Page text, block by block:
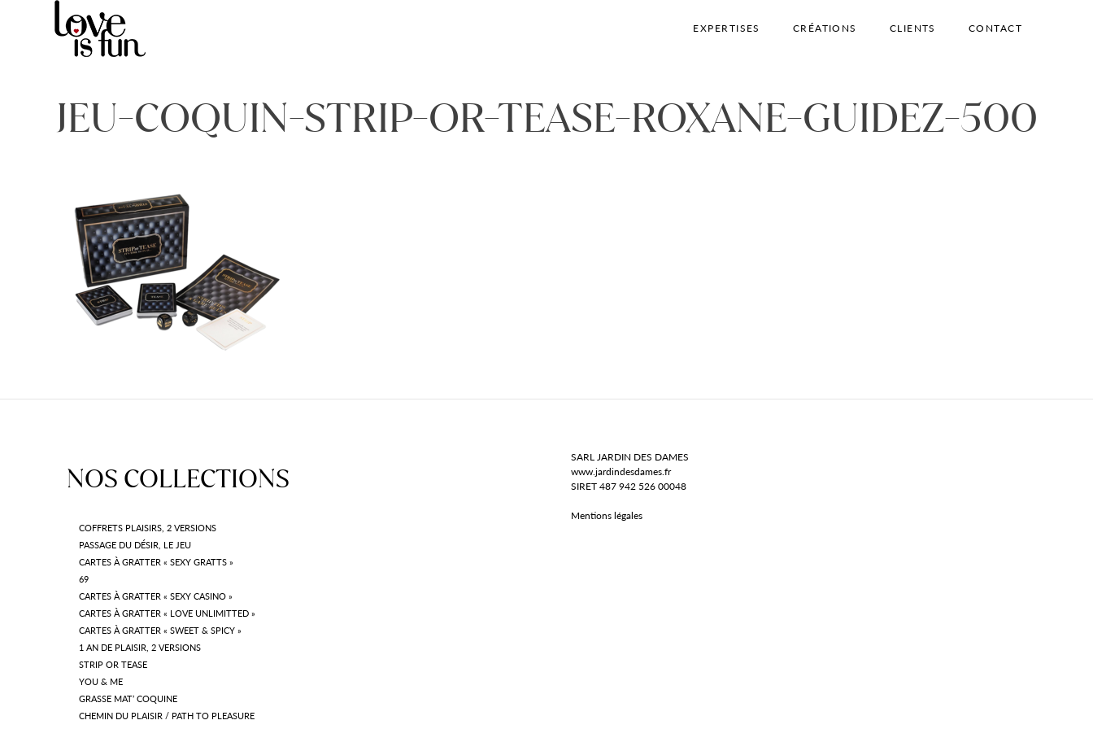
LOVE IS FUN
EXPERTISES CRÉATIONS CLIENTS CONTACT
JEU-COQUIN-STRIP-OR-TEASE-ROXANE-GUIDEZ-500
NOS COLLECTIONS
COFFRETS PLAISIRS, 2 VERSIONS
PASSAGE DU DÉSIR, LE JEU
CARTES À GRATTER « SEXY GRATTS »
69
CARTES À GRATTER « SEXY CASINO »
CARTES À GRATTER « LOVE UNLIMITTED »
CARTES À GRATTER « SWEET & SPICY »
1 AN DE PLAISIR, 2 VERSIONS
STRIP OR TEASE
YOU & ME
GRASSE MAT’ COQUINE
CHEMIN DU PLAISIR / PATH TO PLEASURE
SARL JARDIN DES DAMES
www.jardindesdames.fr
SIRET 487 942 526 00048
Mentions légales